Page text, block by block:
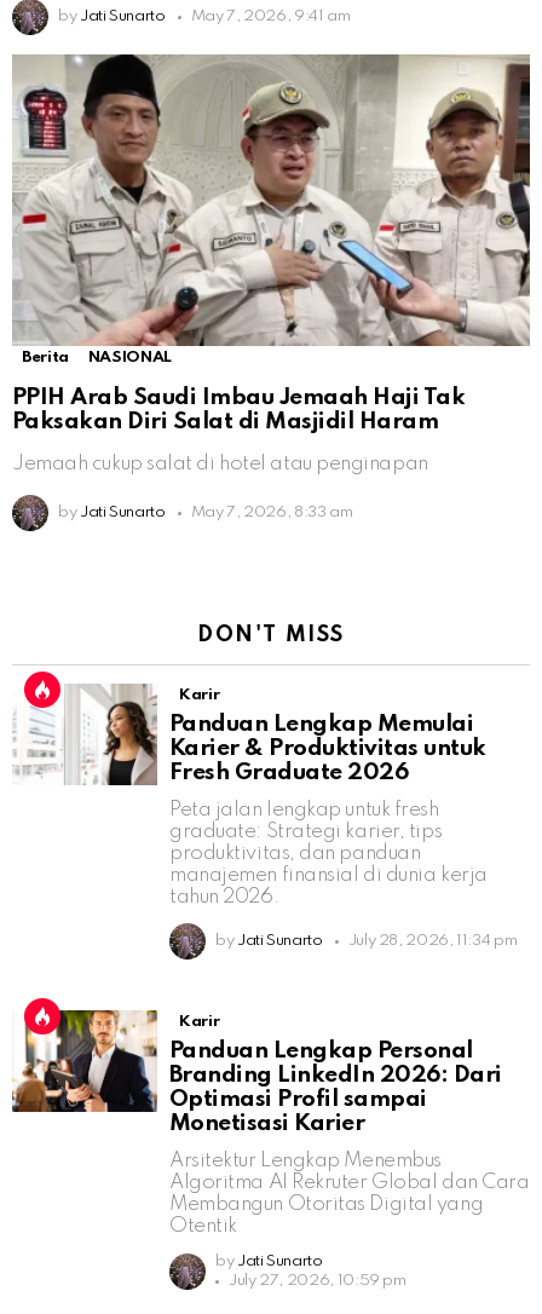
by Jati Sunarto May 7, 2026, 9:41 am
Berita NASIONAL
PPIH Arab Saudi Imbau Jemaah Haji Tak
Paksakan Diri Salat di Masjidil Haram
Jemaah cukup salat di hotel atau penginapan
by Jati Sunarto May 7, 2026, 8:33 am
DON'T MISS
Karir
Panduan Lengkap Memulai
Karier & Produktivitas untuk
Fresh Graduate 2026
Peta jalan lengkap untuk fresh
graduate: Strategi karier, tips
produktivitas, dan panduan
manajemen finansial di dunia kerja
tahun 2026.
by Jati Sunarto July 28, 2026, 11:34 pm
Karir
Panduan Lengkap Personal
Branding LinkedIn 2026: Dari
Optimasi Profil sampai
Monetisasi Karier
Arsitektur Lengkap Menembus
Algoritma AI Rekruter Global dan Cara
Membangun Otoritas Digital yang
Otentik
by Jati Sunarto
July 27, 2026, 10:59 pm